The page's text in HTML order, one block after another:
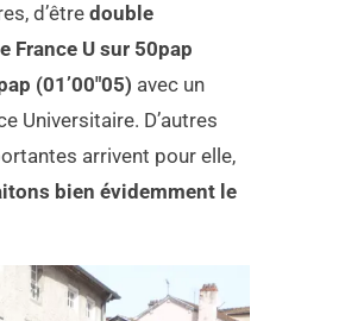
d’êtredouble
France U sur 50pap
(01’00″05) avec un
Universitaire. D’autres
arrivent pour elle,
bien évidemment le